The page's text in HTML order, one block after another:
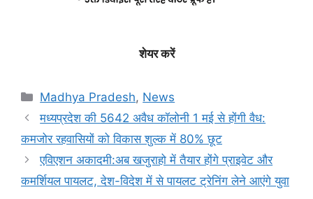
शेयर करें
Categories
Madhya Pradesh, News
मध्यप्रदेश की 5642 अवैध कॉलोनी 1 मई से होंगी वैध:
कमजोर रहवासियों को विकास शुल्क में 80% छूट
एविएशन अकादमी:अब खजुराहो में तैयार होंगे प्राइवेट और
कमर्शियल पायलट, देश-विदेश में से पायलट ट्रेनिंग लेने आएंगे युवा